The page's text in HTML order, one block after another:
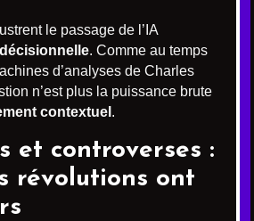
le passage de l’IA
décisionnelle. Comme au temps
d’analyses de Charles
n’est plus la puissance brute
contextuel .
et controverses :
révolutions ont